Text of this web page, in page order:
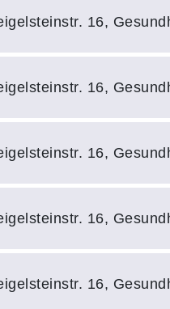
16,
16,
16,
16,
16,